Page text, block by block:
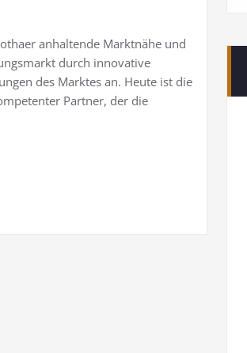
anhaltende Marktnähe und
durch innovative
des Marktes an. Heute ist die
Partner, der die